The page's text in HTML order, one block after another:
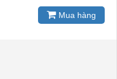
Mua hàng